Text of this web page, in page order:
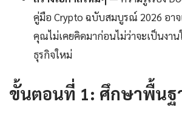
คู่มือ Crypto ฉบับสมบูรณ์ 2026 อา
คุณไม่เคยคิดมาก่อนไม่ว่าจะเป็นงา
ธุรกิจใหม่
ขั้นตอนที่ 1: ศึกษาพื้นฐ